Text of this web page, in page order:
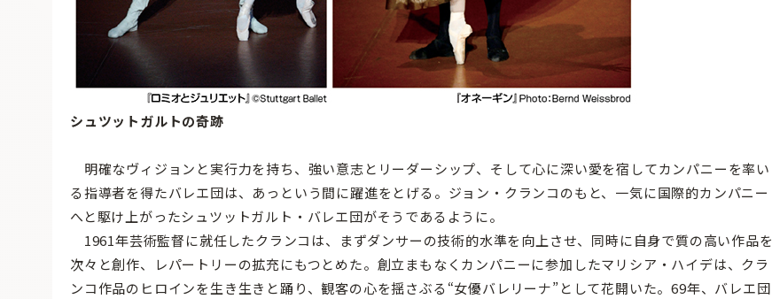
シュツットガルトの奇跡
明確なヴィジョンと実行力を持ち、強い意志とリーダーシップ、そして心に深い愛を宿してカンパニーを率い
る指導者を得たバレエ団は、あっという間に躍進をとげる。ジョン・クランコのもと、一気に国際的カンパニー
へと駆け上がったシュツットガルト・バレエ団がそうであるように。
1961年芸術監督に就任したクランコは、まずダンサーの技術的水準を向上させ、同時に自身で質の高い作品を
次々と創作、レパートリーの拡充にもつとめた。創立まもなくカンパニーに参加したマリシア・ハイデは、クラ
ンコ作品のヒロインを生き生きと踊り、観客の心を揺さぶる“女優バレリーナ”として花開いた。69年、バレエ団